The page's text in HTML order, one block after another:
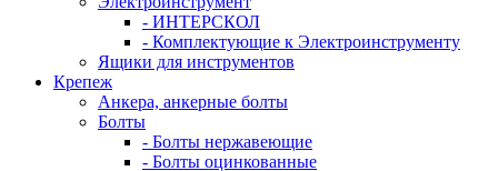
- ИНТЕРСКОЛ
- Комплектующие к Электроинструменту
Ящики для инструментов
Крепеж
Анкера, анкерные болты
Болты
- Болты нержавеющие
- Болты оцинкованные